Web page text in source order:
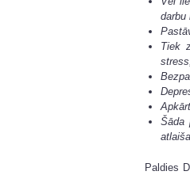
darbu
Tiek
Šāda
Paldies